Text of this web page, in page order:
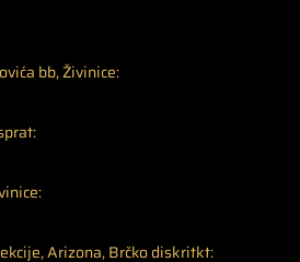
bb, Živinice:
Arizona, Brčko diskritkt: